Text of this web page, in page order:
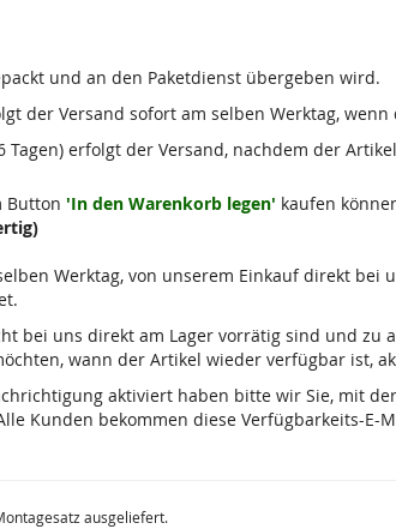
und an den Paketdienst übergeben wird.
der Versand sofort am selben Werktag,
erfolgt der Versand, nachdem der
Button 'In den Warenkorb legen' kaufen
Werktag, von unserem Einkauf direkt
bei uns direkt am Lager vorrätig sind und
wann der Artikel wieder verfügbar ist,
aktiviert haben bitte wir Sie, mit
Kunden bekommen diese Verfügbarkeits-
ausgeliefert.